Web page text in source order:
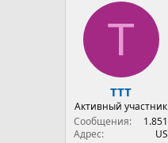
T
TTT
Активный участник
Сообщения
1.851
Адрес
US